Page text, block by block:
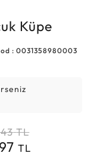
Küpe
: 0031358980003
TL
TL